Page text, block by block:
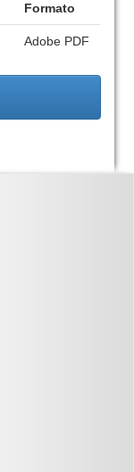
Formato
Adobe PDF